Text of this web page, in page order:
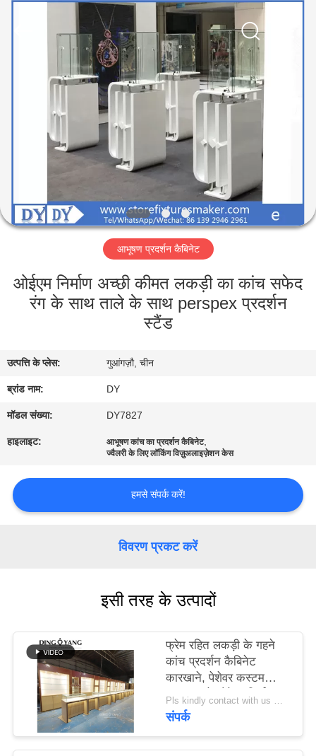
हमारे
बारे
कारखाने
दौरा
गुणवत्ता
नियंत्रण
मांगें
PRIVACY
POLICY
Yang
आभूषण प्रदर्शन कैबिनेट
ओईएम निर्माण अच्छी कीमत लकड़ी का कांच सफेद
रंग के साथ ताले के साथ perspex प्रदर्शन
स्टैंड
उत्पत्ति के प्लेस: गुआंगज़ौ, चीन
ब्रांड नाम: DY
मॉडल संख्या: DY7827
हाइलाइट: आभूषण कांच का प्रदर्शन कैबिनेट,
ज्वैलरी के लिए लॉकिंग विज़ुअलाइज़ेशन केस
हमसे संपर्क करें!
विवरण प्रकट करें
इसी तरह के उत्पादों
फ्रेम रहित लकड़ी के गहने
कांच प्रदर्शन कैबिनेट
कारखाने, पेशेवर कस्टम
बनाया गहने शोकेस निर्माता Pls kindly contact with us MOQ:1 दुकान या 5 सेट/लक्जरी आभूषण स्टोर फर्नीचर
संपर्क